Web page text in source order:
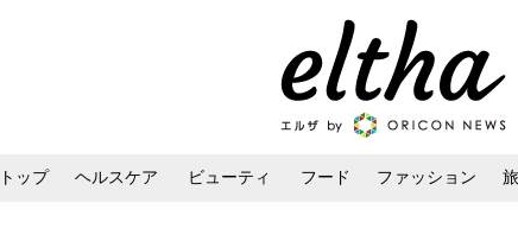
トップ ヘルスケア ビューティ フード ファッション